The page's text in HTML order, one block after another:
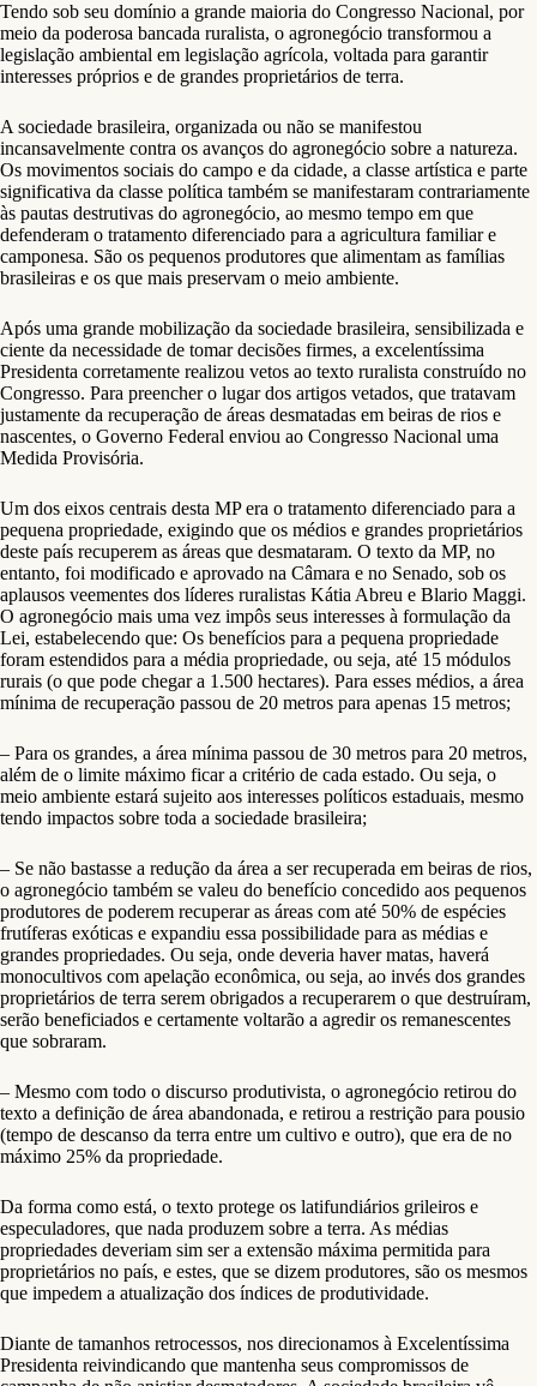
Tendo sob seu domínio a grande maioria do Congresso Nacional, por
meio da poderosa bancada ruralista, o agronegócio transformou a
legislação ambiental em legislação agrícola, voltada para garantir
interesses próprios e de grandes proprietários de terra.
A sociedade brasileira, organizada ou não se manifestou
incansavelmente contra os avanços do agronegócio sobre a natureza.
Os movimentos sociais do campo e da cidade, a classe artística e parte
significativa da classe política também se manifestaram contrariamente
às pautas destrutivas do agronegócio, ao mesmo tempo em que
defenderam o tratamento diferenciado para a agricultura familiar e
camponesa. São os pequenos produtores que alimentam as famílias
brasileiras e os que mais preservam o meio ambiente.
Após uma grande mobilização da sociedade brasileira, sensibilizada e
ciente da necessidade de tomar decisões firmes, a excelentíssima
Presidenta corretamente realizou vetos ao texto ruralista construído no
Congresso. Para preencher o lugar dos artigos vetados, que tratavam
justamente da recuperação de áreas desmatadas em beiras de rios e
nascentes, o Governo Federal enviou ao Congresso Nacional uma
Medida Provisória.
Um dos eixos centrais desta MP era o tratamento diferenciado para a
pequena propriedade, exigindo que os médios e grandes proprietários
deste país recuperem as áreas que desmataram. O texto da MP, no
entanto, foi modificado e aprovado na Câmara e no Senado, sob os
aplausos veementes dos líderes ruralistas Kátia Abreu e Blario Maggi.
O agronegócio mais uma vez impôs seus interesses à formulação da
Lei, estabelecendo que: Os benefícios para a pequena propriedade
foram estendidos para a média propriedade, ou seja, até 15 módulos
rurais (o que pode chegar a 1.500 hectares). Para esses médios, a área
mínima de recuperação passou de 20 metros para apenas 15 metros;
– Para os grandes, a área mínima passou de 30 metros para 20 metros,
além de o limite máximo ficar a critério de cada estado. Ou seja, o
meio ambiente estará sujeito aos interesses políticos estaduais, mesmo
tendo impactos sobre toda a sociedade brasileira;
– Se não bastasse a redução da área a ser recuperada em beiras de rios,
o agronegócio também se valeu do benefício concedido aos pequenos
produtores de poderem recuperar as áreas com até 50% de espécies
frutíferas exóticas e expandiu essa possibilidade para as médias e
grandes propriedades. Ou seja, onde deveria haver matas, haverá
monocultivos com apelação econômica, ou seja, ao invés dos grandes
proprietários de terra serem obrigados a recuperarem o que destruíram,
serão beneficiados e certamente voltarão a agredir os remanescentes
que sobraram.
– Mesmo com todo o discurso produtivista, o agronegócio retirou do
texto a definição de área abandonada, e retirou a restrição para pousio
(tempo de descanso da terra entre um cultivo e outro), que era de no
máximo 25% da propriedade.
Da forma como está, o texto protege os latifundiários grileiros e
especuladores, que nada produzem sobre a terra. As médias
propriedades deveriam sim ser a extensão máxima permitida para
proprietários no país, e estes, que se dizem produtores, são os mesmos
que impedem a atualização dos índices de produtividade.
Diante de tamanhos retrocessos, nos direcionamos à Excelentíssima
Presidenta reivindicando que mantenha seus compromissos de